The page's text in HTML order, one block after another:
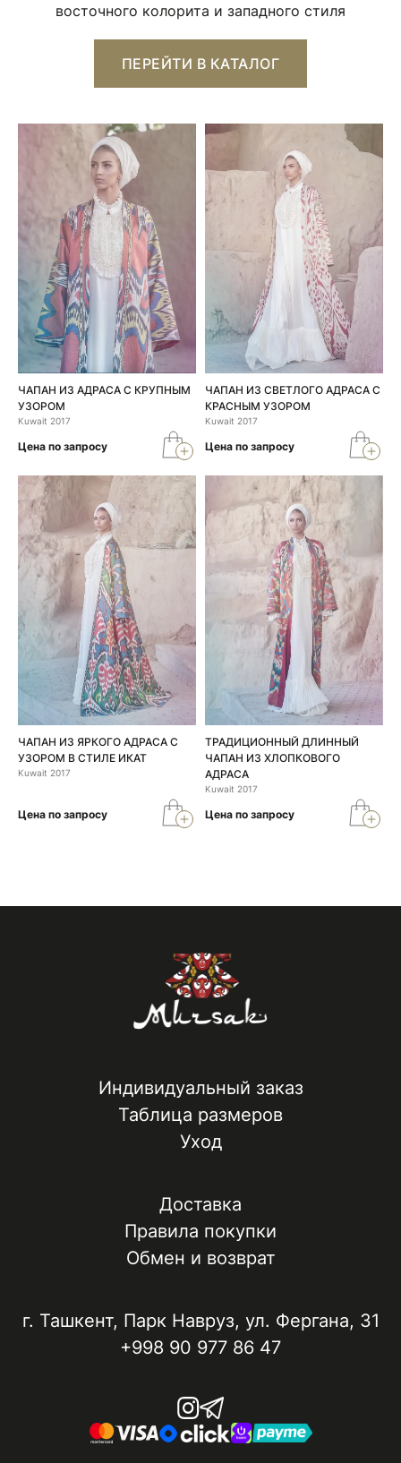
восточного колорита и западного стиля
ПЕРЕЙТИ В КАТАЛОГ
ЧАПАН ИЗ АДРАСА С КРУПНЫМ
УЗОРОМ
Kuwait 2017
Цена по запросу
ЧАПАН ИЗ СВЕТЛОГО АДРАСА С
КРАСНЫМ УЗОРОМ
Kuwait 2017
Цена по запросу
ЧАПАН ИЗ ЯРКОГО АДРАСА С
УЗОРОМ В СТИЛЕ ИКАТ
Kuwait 2017
Цена по запросу
ТРАДИЦИОННЫЙ ДЛИННЫЙ
ЧАПАН ИЗ ХЛОПКОВОГО
АДРАСА
Kuwait 2017
Цена по запросу
Индивидуальный заказ
Таблица размеров
Уход
Доставка
Правила покупки
Обмен и возврат
г. Ташкент, ​Парк Навруз​, ул. Фергана, 31
+998 90 977 86 47